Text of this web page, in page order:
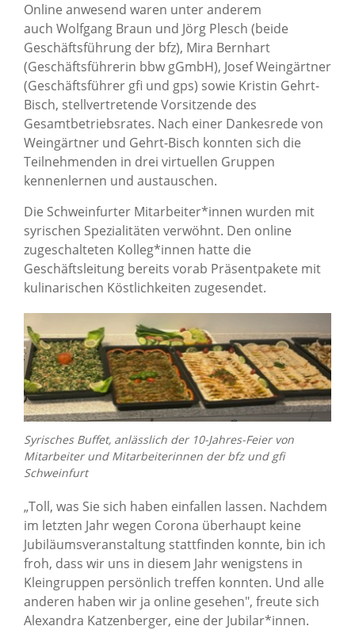
Online anwesend waren unter anderem
auch Wolfgang Braun und Jörg Plesch (beide
Geschäftsführung der bfz), Mira Bernhart
(Geschäftsführerin bbw gGmbH), Josef Weingärtner
(Geschäftsführer gfi und gps) sowie Kristin Gehrt-
Bisch, stellvertretende Vorsitzende des
Gesamtbetriebsrates. Nach einer Dankesrede von
Weingärtner und Gehrt-Bisch konnten sich die
Teilnehmenden in drei virtuellen Gruppen
kennenlernen und austauschen.
Die Schweinfurter Mitarbeiter*innen wurden mit
syrischen Spezialitäten verwöhnt. Den online
zugeschalteten Kolleg*innen hatte die
Geschäftsleitung bereits vorab Präsentpakete mit
kulinarischen Köstlichkeiten zugesendet.
Syrisches Buffet, anlässlich der 10-Jahres-Feier von
Mitarbeiter und Mitarbeiterinnen der bfz und gfi
Schweinfurt
„Toll, was Sie sich haben einfallen lassen. Nachdem
im letzten Jahr wegen Corona überhaupt keine
Jubiläumsveranstaltung stattfinden konnte, bin ich
froh, dass wir uns in diesem Jahr wenigstens in
Kleingruppen persönlich treffen konnten. Und alle
anderen haben wir ja online gesehen", freute sich
Alexandra Katzenberger, eine der Jubilar*innen.